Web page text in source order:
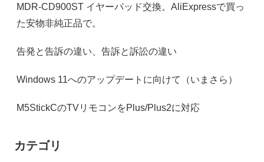
MDR-CD900ST イヤーパッド交換。AliExpressで買っ
た安物非純正品で。
告発と告訴の違い、告訴と訴訟の違い
Windows 11へのアップデートに向けて（いまさら）
M5StickCのTVリモコンをPlus/Plus2に対応
カテゴリ